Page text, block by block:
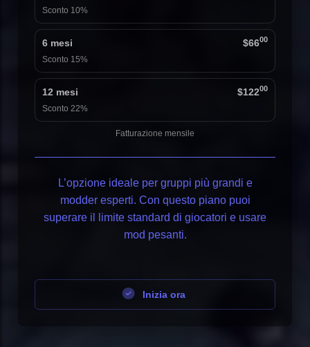
Sconto 10%
6 mesi $6600
Sconto 15%
12 mesi $12200
Sconto 22%
Fatturazione mensile
L’opzione ideale per gruppi più grandi e
modder esperti. Con questo piano puoi
superare il limite standard di giocatori e usare
mod pesanti.
Inizia ora